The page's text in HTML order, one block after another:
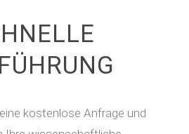
kostenlose Anfrage und